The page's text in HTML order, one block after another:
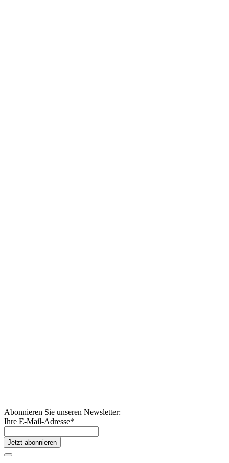
Abonnieren Sie unseren Newsletter:
Ihre E-Mail-Adresse*
Jetzt abonnieren